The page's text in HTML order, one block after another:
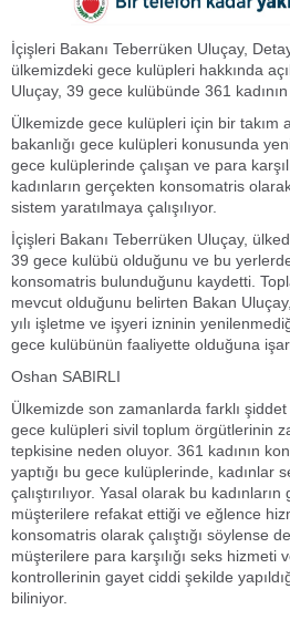
İçişleri Bakanı Teberrüken Uluçay,
ülkemizdeki gece kulüpleri hakkında
Uluçay, 39 gece kulübünde 361 kadının
Ülkemizde gece kulüpleri için bir takım
bakanlığı gece kulüpleri konusunda
gece kulüplerinde çalışan ve para
kadınların gerçekten konsomatris
sistem yaratılmaya çalışılıyor.
İçişleri Bakanı Teberrüken Uluçay,
39 gece kulübü olduğunu ve bu
konsomatris bulunduğunu kaydetti.
mevcut olduğunu belirten Bakan
yılı işletme ve işyeri izninin
gece kulübünün faaliyette olduğuna
Oshan SABIRLI
Ülkemizde son zamanlarda farklı
gece kulüpleri sivil toplum örgütlerinin
tepkisine neden oluyor. 361 kadının
yaptığı bu gece kulüplerinde, kadınlar
çalıştırılıyor. Yasal olarak bu
müşterilere refakat ettiği ve eğlence
konsomatris olarak çalıştığı söylense
müşterilere para karşılığı seks hizmeti
kontrollerinin gayet ciddi şekilde
biliniyor.